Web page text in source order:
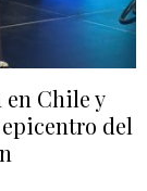
en Chile y
del